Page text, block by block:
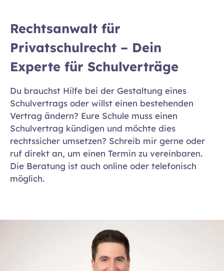
Rechtsanwalt für
Privatschulrecht – Dein
Experte für Schulverträge
Du brauchst Hilfe bei der Gestaltung eines
Schulvertrags oder willst einen bestehenden
Vertrag ändern? Eure Schule muss einen
Schulvertrag kündigen und möchte dies
rechtssicher umsetzen? Schreib mir gerne oder
ruf direkt an, um einen Termin zu vereinbaren.
Die Beratung ist auch online oder telefonisch
möglich.